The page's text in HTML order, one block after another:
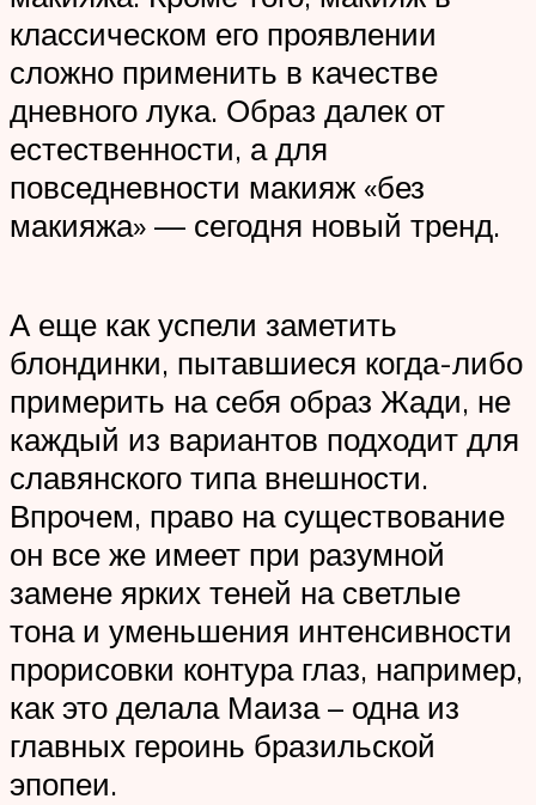
классическом его проявлении
сложно применить в качестве
дневного лука. Образ далек от
естественности, а для
повседневности макияж «без
макияжа» — сегодня новый тренд.
А еще как успели заметить
блондинки, пытавшиеся когда-либо
примерить на себя образ Жади, не
каждый из вариантов подходит для
славянского типа внешности.
Впрочем, право на существование
он все же имеет при разумной
замене ярких теней на светлые
тона и уменьшения интенсивности
прорисовки контура глаз, например,
как это делала Маиза – одна из
главных героинь бразильской
эпопеи.